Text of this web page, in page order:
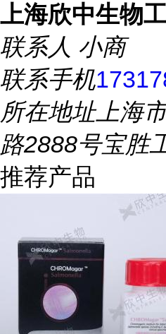
上海欣中生物
联系人 小商
联系手机
所在地址上海
路2888号宝胜
推荐产品